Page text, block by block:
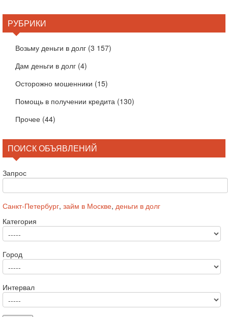
РУБРИКИ
Возьму деньги в долг (3 157)
Дам деньги в долг (4)
Осторожно мошенники (15)
Помощь в получении кредита (130)
Прочее (44)
ПОИСК ОБЪЯВЛЕНИЙ
Запрос
Санкт-Петербург, займ в Москве, деньги в долг
Категория
Город
Интервал